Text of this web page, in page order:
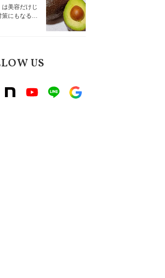
美容だけじ
にもなる意
US
） note Youtubeline